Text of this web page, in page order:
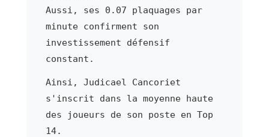
Aussi, ses 0.07 plaquages par
minute confirment son
investissement défensif
constant.
Ainsi, Judicael Cancoriet
s'inscrit dans la moyenne haute
des joueurs de son poste en Top
14.